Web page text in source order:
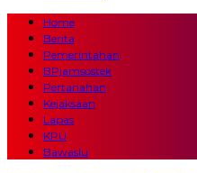
Home
Berita
Pemerintahan
BPjamsostek
Pertanahan
Kejaksaan
Lapas
KPU
Bawaslu